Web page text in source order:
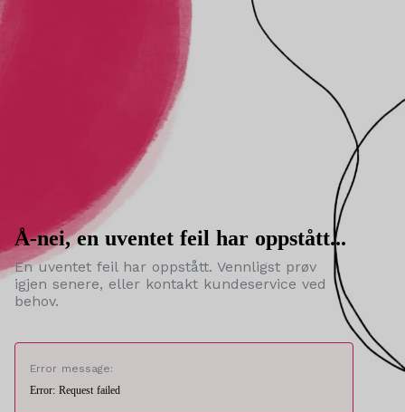
Å-nei, en uventet feil har oppstått...
En uventet feil har oppstått. Vennligst prøv
igjen senere, eller kontakt kundeservice ved
behov.
Error message:
Error: Request failed